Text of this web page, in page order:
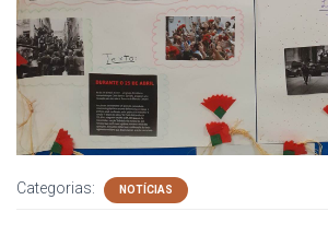
Categorias: NOTÍCIAS